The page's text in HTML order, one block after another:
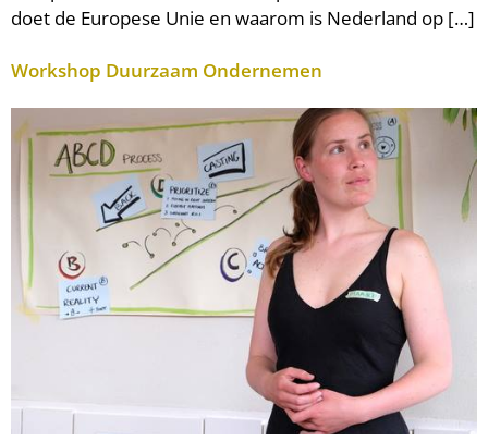
doet de Europese Unie en waarom is Nederland op […]
Workshop Duurzaam Ondernemen